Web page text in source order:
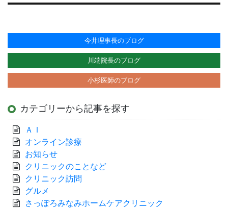
今井理事長のブログ
川端院長のブログ
小杉医師のブログ
カテゴリーから記事を探す
ＡＩ
オンライン診療
お知らせ
クリニックのことなど
クリニック訪問
グルメ
さっぽろみなみホームケアクリニック